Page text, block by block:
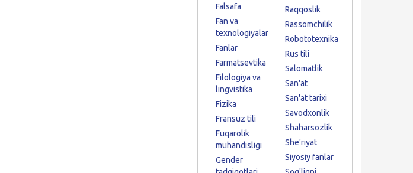
Falsafa
Fan va
texnologiyalar
Fanlar
Farmatsevtika
Filologiya va
lingvistika
Fizika
Fransuz tili
Fuqarolik
muhandisligi
Gender
Raqqoslik
Rassomchilik
Robototexnika
Rus tili
Salomatlik
San'at
San'at tarixi
Savodxonlik
Shaharsozlik
She'riyat
Siyosiy fanlar